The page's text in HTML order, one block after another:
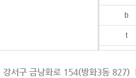
b
t
k
서구 금낭화로 154(방화3동 827)